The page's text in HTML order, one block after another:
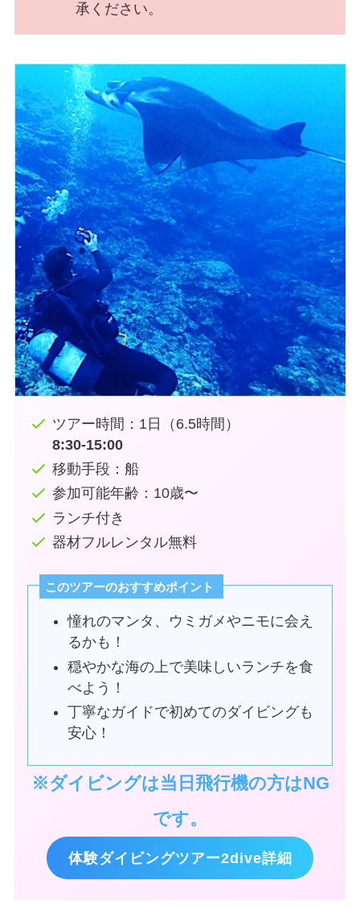
承ください。
ツアー時間：1日（6.5時間）
8:30-15:00
移動手段：船
参加可能年齢：10歳〜
ランチ付き
器材フルレンタル無料
このツアーのおすすめポイント
憧れのマンタ、ウミガメやニモに会え
るかも！
穏やかな海の上で美味しいランチを食
べよう！
丁寧なガイドで初めてのダイビングも
安心！
※ダイビングは当日飛行機の方はNG
です。
体験ダイビングツアー2dive詳細